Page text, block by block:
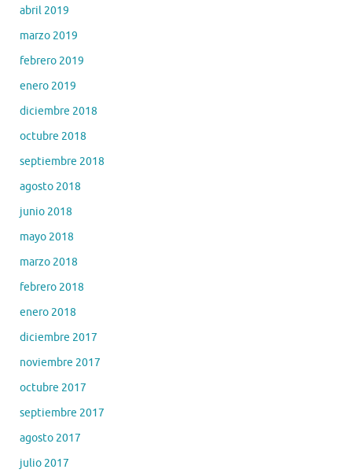
abril 2019
marzo 2019
febrero 2019
enero 2019
diciembre 2018
octubre 2018
septiembre 2018
agosto 2018
junio 2018
mayo 2018
marzo 2018
febrero 2018
enero 2018
diciembre 2017
noviembre 2017
octubre 2017
septiembre 2017
agosto 2017
julio 2017